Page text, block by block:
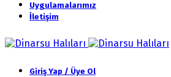
Uygulamalarımız
İletişim
Giriş Yap / Üye Ol